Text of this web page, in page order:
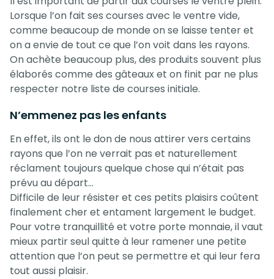
Lorsque l’on fait ses courses avec le ventre vide,
comme beaucoup de monde on se laisse tenter et
on a envie de tout ce que l’on voit dans les rayons.
On achète beaucoup plus, des produits souvent plus
élaborés comme des gâteaux et on finit par ne plus
respecter notre liste de courses initiale.
N’emmenez pas les enfants
En effet, ils ont le don de nous attirer vers certains
rayons que l’on ne verrait pas et naturellement
réclament toujours quelque chose qui n’était pas
prévu au départ…
Difficile de leur résister et ces petits plaisirs coûtent
finalement cher et entament largement le budget.
Pour votre tranquillité et votre porte monnaie, il vaut
mieux partir seul quitte à leur ramener une petite
attention que l’on peut se permettre et qui leur fera
tout aussi plaisir.